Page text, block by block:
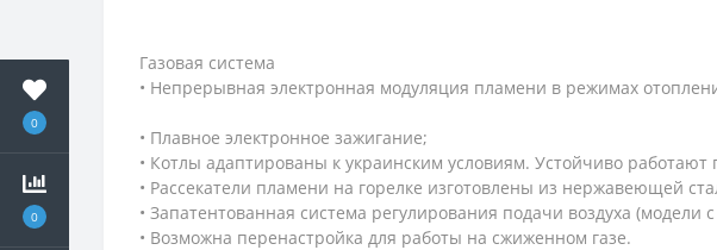
0
0
Газовая система
• Непрерывная электронная модуляция пламени в режимах
• Плавное электронное зажигание;
• Котлы адаптированы к украинским условиям. Устойчиво
• Рассекатели пламени на горелке изготовлены из нержавеющей
• Запатентованная система регулирования подачи воздуха (модели
• Возможна перенастройка для работы на сжиженном газе.